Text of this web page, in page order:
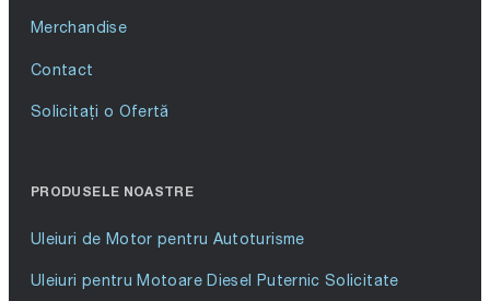
Merchandise
Contact
Solicitați o Ofertă
PRODUSELE NOASTRE
Uleiuri de Motor pentru Autoturisme
Uleiuri pentru Motoare Diesel Puternic Solicitate